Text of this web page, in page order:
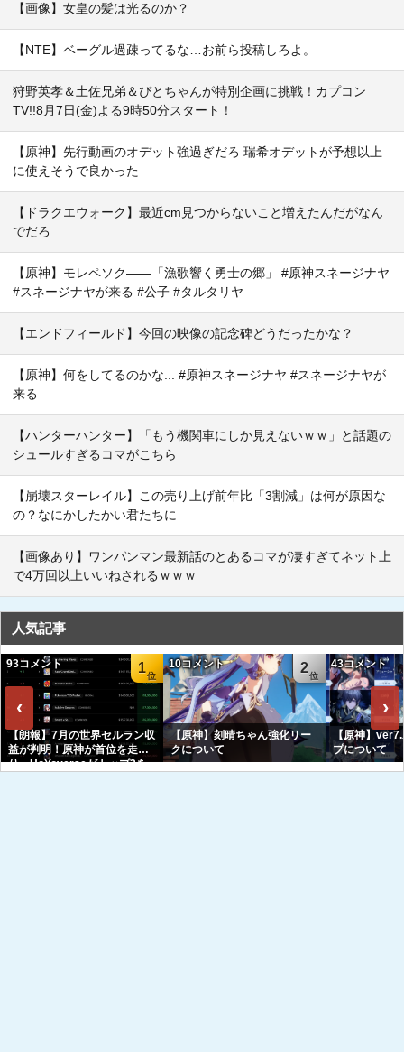
【画像】女皇の髪は光るのか？
【NTE】ベーグル過疎ってるな…お前ら投稿しろよ。
狩野英孝＆土佐兄弟＆ぴとちゃんが特別企画に挑戦！カプコン
TV!!8月7日(金)よる9時50分スタート！
【原神】先行動画のオデット強過ぎだろ 瑞希オデットが予想以上
に使えそうで良かった
【ドラクエウォーク】最近cm見つからないこと増えたんだがなん
でだろ
【原神】モレペソク——「漁歌響く勇士の郷」 #原神スネージナヤ
#スネージナヤが来る #公子 #タルタリヤ
【エンドフィールド】今回の映像の記念碑どうだったかな？
【原神】何をしてるのかな... #原神スネージナヤ #スネージナヤが
来る
【ハンターハンター】「もう機関車にしか見えないｗｗ」と話題の
シュールすぎるコマがこちら
【崩壊スターレイル】この売り上げ前年比「3割減」は何が原因な
の？なにかしたかい君たちに
【画像あり】ワンパンマン最新話のとあるコマが凄すぎてネット上
で4万回以上いいねされるｗｗｗ
人気記事
‹
1
93コメント
【朗報】7月の世界セルラン収
益が判明！原神が首位を走
り、HoYoverseがトップ3を
2
10コメント
【原神】刻晴ちゃん強化リー
クについて
43コメント
【原神】
プについて
›